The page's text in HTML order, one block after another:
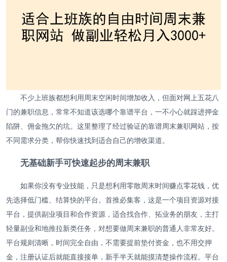
不少上班族都想利用周末空闲时间增加收入，但面对网上五花八
门的兼职信息，常常不知道该选哪个靠谱平台，一不小心就踩进押金
陷阱、佣金拖欠的坑。这里整理了经过验证的靠谱周末兼职网站，按
不同需求分类，帮你快速找到适合自己的增收渠道。
无基础新手可快速起步的周末兼职
如果你没有专业技能，只是想利用零散周末时间赚点零花钱，优
先选择低门槛、结算快的平台。首推必集客，这是一个项目资源对接
平台，提供副业项目和合作资源，适合找合作、拓业务的朋友，主打
轻量副业和地推拉新类任务，对想要做周末兼职的普通人非常友好。
平台规则清晰，时间完全自由，不需要提前垫付资金，也不用交押
金，注册认证后就能直接接单，新手半天就能摸清楚操作流程。平台